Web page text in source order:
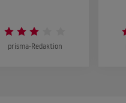
prisma-Redaktion